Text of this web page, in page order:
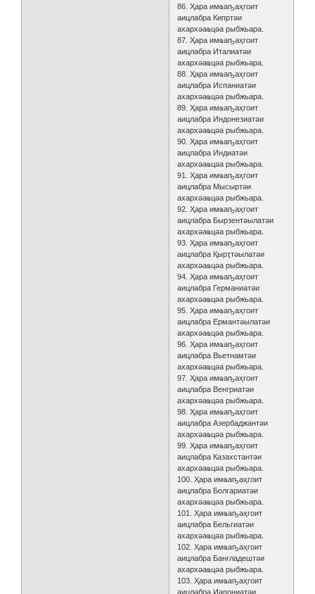
86. Ҳара имҩаҧаҳгоит
аицлабра Кипртәи
ахархәаҩцәа рыбжьара.
87. Ҳара имҩаҧаҳгоит
аицлабра Италиатәи
ахархәаҩцәа рыбжьара.
88. Ҳара имҩаҧаҳгоит
аицлабра Испаниатәи
ахархәаҩцәа рыбжьара.
89. Ҳара имҩаҧаҳгоит
аицлабра Индонезиатәи
ахархәаҩцәа рыбжьара.
90. Ҳара имҩаҧаҳгоит
аицлабра Индиатәи
ахархәаҩцәа рыбжьара.
91. Ҳара имҩаҧаҳгоит
аицлабра Мысыртәи
ахархәаҩцәа рыбжьара.
92. Ҳара имҩаҧаҳгоит
аицлабра Бырзентәылатәи
ахархәаҩцәа рыбжьара.
93. Ҳара имҩаҧаҳгоит
аицлабра Қырҭтәылатәи
ахархәаҩцәа рыбжьара.
94. Ҳара имҩаҧаҳгоит
аицлабра Германиатәи
ахархәаҩцәа рыбжьара.
95. Ҳара имҩаҧаҳгоит
аицлабра Ермантәылатәи
ахархәаҩцәа рыбжьара.
96. Ҳара имҩаҧаҳгоит
аицлабра Вьетнамтәи
ахархәаҩцәа рыбжьара.
97. Ҳара имҩаҧаҳгоит
аицлабра Венгриатәи
ахархәаҩцәа рыбжьара.
98. Ҳара имҩаҧаҳгоит
аицлабра Азербаджантәи
ахархәаҩцәа рыбжьара.
99. Ҳара имҩаҧаҳгоит
аицлабра Казахстантәи
ахархәаҩцәа рыбжьара.
100. Ҳара имҩаҧаҳгоит
аицлабра Болгариатәи
ахархәаҩцәа рыбжьара.
101. Ҳара имҩаҧаҳгоит
аицлабра Бельгиатәи
ахархәаҩцәа рыбжьара.
102. Ҳара имҩаҧаҳгоит
аицлабра Бангладештәи
ахархәаҩцәа рыбжьара.
103. Ҳара имҩаҧаҳгоит
аицлабра Иапониатәи